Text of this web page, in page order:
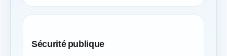
Sécurité publique